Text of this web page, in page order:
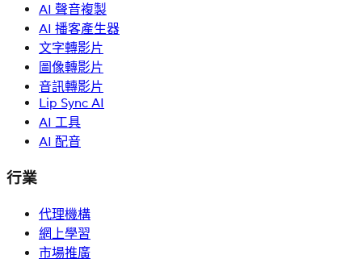
AI 聲音複製
AI 播客產生器
文字轉影片
圖像轉影片
音訊轉影片
Lip Sync AI
AI 工具
AI 配音
行業
代理機構
網上學習
市場推廣